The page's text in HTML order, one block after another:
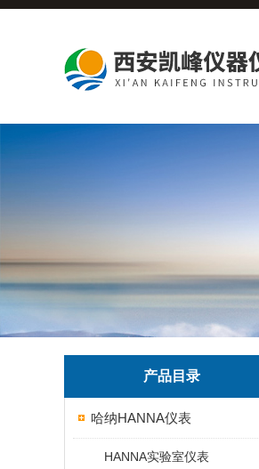
产品目录
哈纳HANNA仪表
HANNA实验室仪表